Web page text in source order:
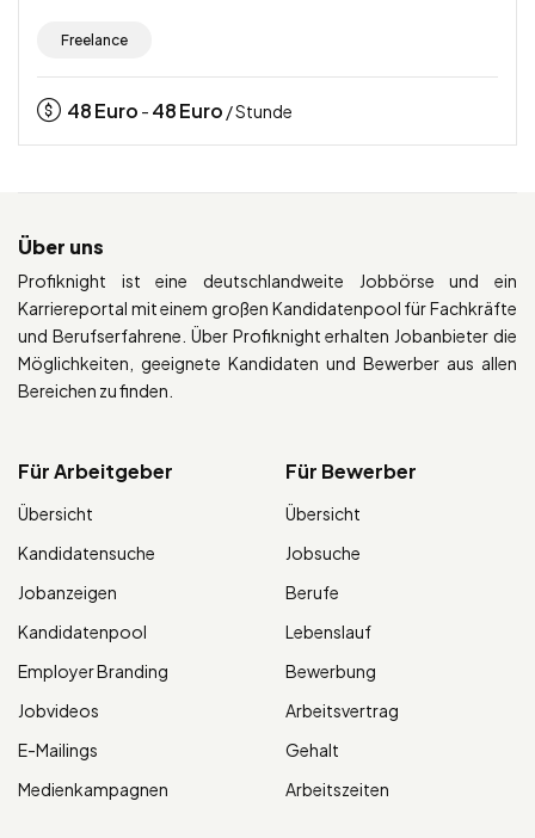
Freelance
48Euro - 48Euro / Stunde
Über uns
Profiknight ist eine deutschlandweite Jobbörse und ein
Karriereportal mit einem großen Kandidatenpool für Fachkräfte
und Berufserfahrene. Über Profiknight erhalten Jobanbieter die
Möglichkeiten, geeignete Kandidaten und Bewerber aus allen
Bereichen zu finden.
Für Arbeitgeber
Übersicht
Kandidatensuche
Jobanzeigen
Kandidatenpool
Employer Branding
Jobvideos
E-Mailings
Medienkampagnen
Für Bewerber
Übersicht
Jobsuche
Berufe
Lebenslauf
Bewerbung
Arbeitsvertrag
Gehalt
Arbeitszeiten